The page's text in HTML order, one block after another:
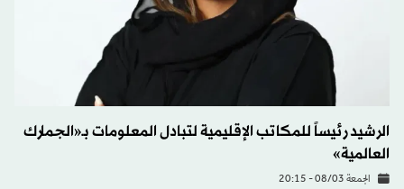
الرشيد رئيساً للمكاتب الإقليمية لتبادل المعلومات بـ«الجمارك
العالمية»
الجمعة 08/03 - 20:15